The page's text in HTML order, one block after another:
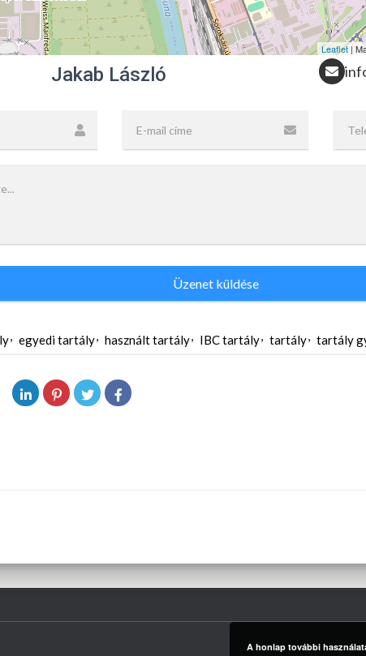
Leaflet|
Jakab László
Üzenet küldése
egyedi tartály használt tartály IBC tartály tartály tartály
A honlap további